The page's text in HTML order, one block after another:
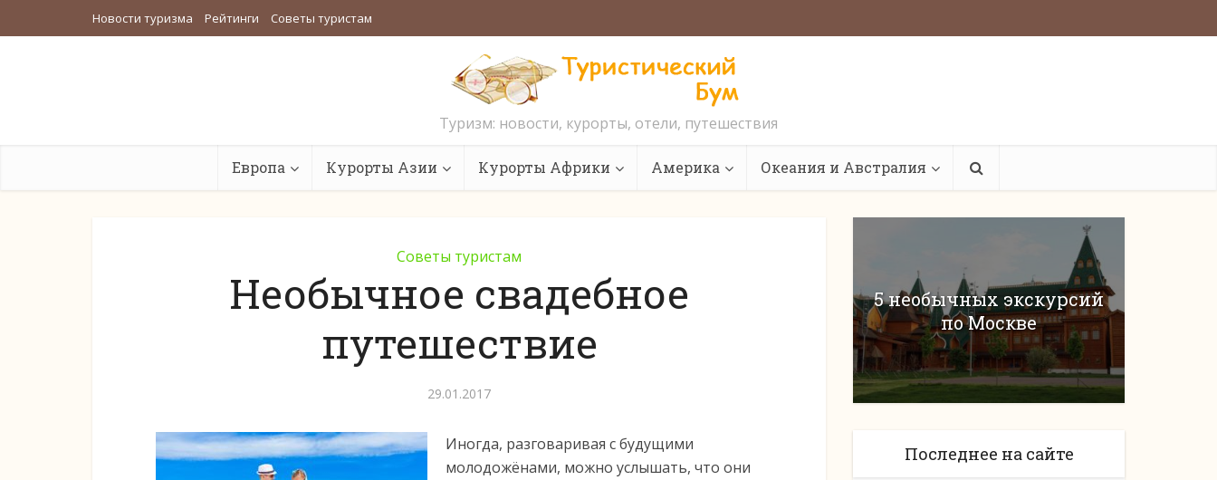
Новости туризма Рейтинги Советы туристам
Туризм: новости, курорты, отели, путешествия
Европа Курорты Азии Курорты Африки Америка Океания и Австралия
Советы туристам
Необычное свадебное
путешествие
29.01.2017
Иногда, разговаривая с будущими
молодожёнами, можно услышать, что они
5 необычных экскурсий
по Москве
Последнее на сайте